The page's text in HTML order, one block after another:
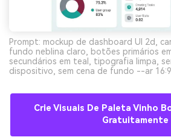
Prompt: mockup de dashboard UI 2d,
fundo neblina claro, botões primários
secundários em teal, tipografia limpa,
dispositivo, sem cena de fundo --ar 16:9
Crie Visuais De Paleta Vinho
Gratuitamente